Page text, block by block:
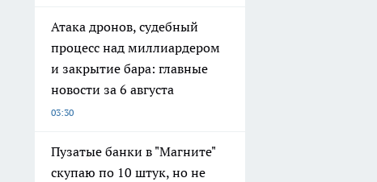
Атака дронов, судебный
процесс над миллиардером
и закрытие бара: главные
новости за 6 августа
03:30
Пузатые банки в "Магните"
скупаю по 10 штук, но не